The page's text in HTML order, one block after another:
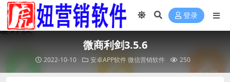
登录
微商利剑3.5.6
2022-10-10 安卓APP软件微信营销软件 250